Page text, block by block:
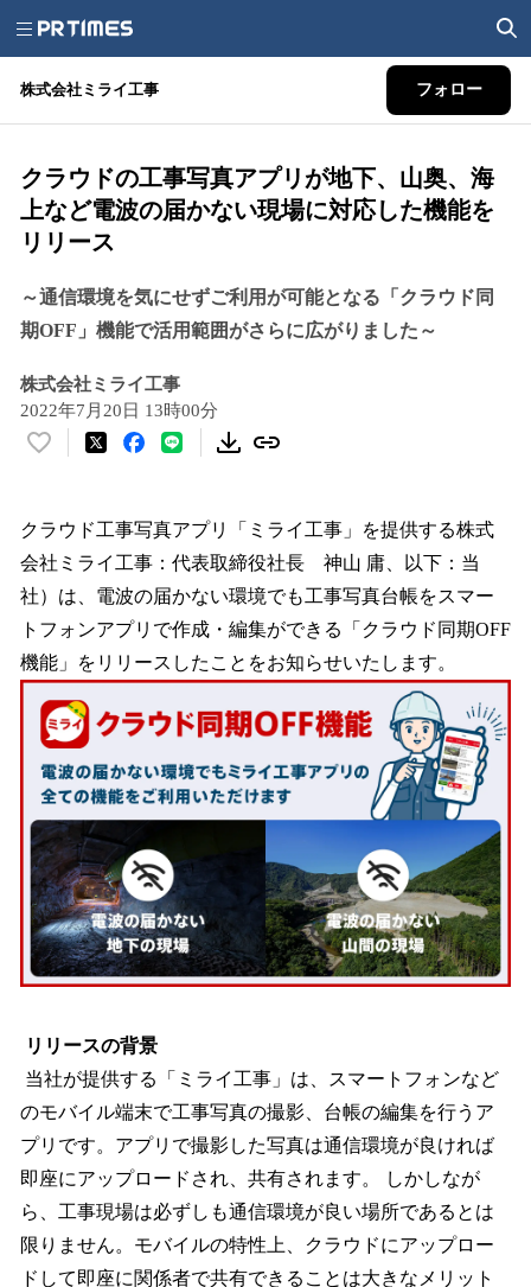
株式会社ミライ工事 フォロー
クラウドの工事写真アプリが地下、山奥、海
上など電波の届かない現場に対応した機能を
リリース
～通信環境を気にせずご利用が可能となる「クラウド同
期OFF」機能で活用範囲がさらに広がりました～
株式会社ミライ工事
2022年7月20日 13時00分
い
！
数
を
読
み
込
み
中
で
す
クラウド工事写真アプリ「ミライ工事」を提供する株式
会社ミライ工事：代表取締役社長 神山 庸、以下：当
社）は、電波の届かない環境でも工事写真台帳をスマー
トフォンアプリで作成・編集ができる「クラウド同期OFF
機能」をリリースしたことをお知らせいたします。
リリースの背景
当社が提供する「ミライ工事」は、スマートフォンなど
のモバイル端末で工事写真の撮影、台帳の編集を行うア
プリです。アプリで撮影した写真は通信環境が良ければ
即座にアップロードされ、共有されます。 しかしなが
ら、工事現場は必ずしも通信環境が良い場所であるとは
限りません。モバイルの特性上、クラウドにアップロー
ドして即座に関係者で共有できることは大きなメリット